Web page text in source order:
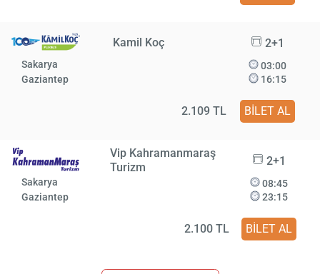
Kamil Koç 2+1
Sakarya
Gaziantep
03:00
16:15
2.109 TL BİLET AL
Vip Kahramanmaraş
Turizm
2+1
Sakarya
Gaziantep
08:45
23:15
2.100 TL BİLET AL